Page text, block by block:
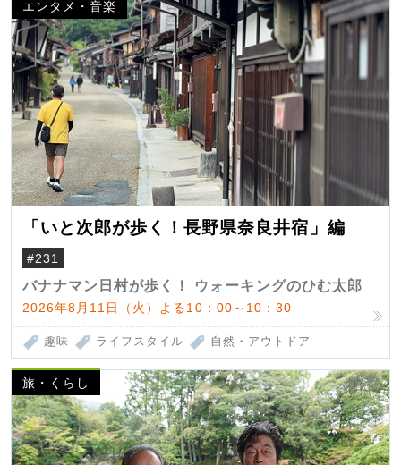
エンタメ・音楽
「いと次郎が歩く！長野県奈良井宿」編
#231
バナナマン日村が歩く！ ウォーキングのひむ太郎
2026年8月11日（火）よる10：00～10：30
趣味 ライフスタイル 自然・アウトドア
旅・くらし